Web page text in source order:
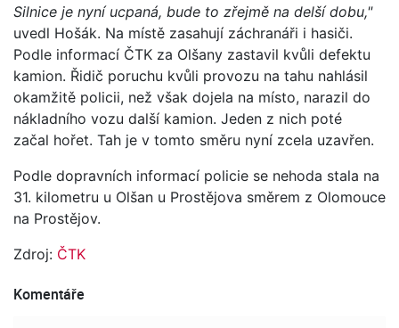
Silnice je nyní ucpaná, bude to zřejmě na delší dobu,"
uvedl Hošák. Na místě zasahují záchranáři i hasiči.
Podle informací ČTK za Olšany zastavil kvůli defektu
kamion. Řidič poruchu kvůli provozu na tahu nahlásil
okamžitě policii, než však dojela na místo, narazil do
nákladního vozu další kamion. Jeden z nich poté
začal hořet. Tah je v tomto směru nyní zcela uzavřen.
Podle dopravních informací policie se nehoda stala na
31. kilometru u Olšan u Prostějova směrem z Olomouce
na Prostějov.
Zdroj: ČTK
Komentáře